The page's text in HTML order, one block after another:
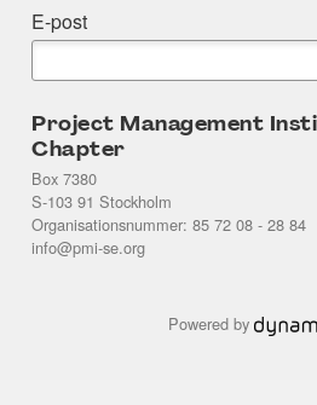
E-post
Project Management
Chapter
Box 7380
S-103 91 Stockholm
Organisationsnummer: 85 72 08 - 28 84
info@pmi-se.org
Powered by